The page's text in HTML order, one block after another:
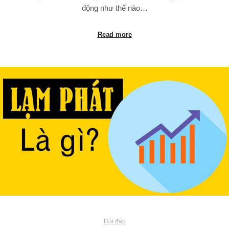
động như thế nào…
Read more
Hỏi đáp